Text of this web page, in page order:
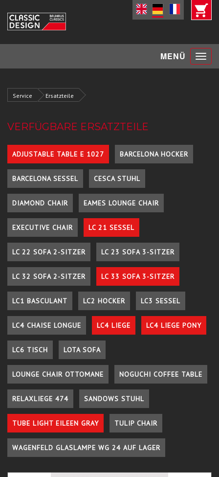
MENÜ Toggle
Service Ersatzteile
VERFÜGBARE ERSATZTEILE
ADJUSTABLE TABLE E 1027 BARCELONA HOCKER
BARCELONA SESSEL CESCA STUHL
DIAMOND CHAIR EAMES LOUNGE CHAIR
EXECUTIVE CHAIR LC 21 SESSEL
LC 22 SOFA 2-SITZER LC 23 SOFA 3-SITZER
LC 32 SOFA 2-SITZER LC 33 SOFA 3-SITZER
LC1 BASCULANT LC2 HOCKER LC3 SESSEL
LC4 CHAISE LONGUE LC4 LIEGE LC4 LIEGE PONY
LC6 TISCH LOTA SOFA
LOUNGE CHAIR OTTOMANE NOGUCHI COFFEE TABLE
RELAXLIEGE 474 SANDOWS STUHL
TUBE LIGHT EILEEN GRAY TULIP CHAIR
WAGENFELD GLASLAMPE WG 24 AUF LAGER